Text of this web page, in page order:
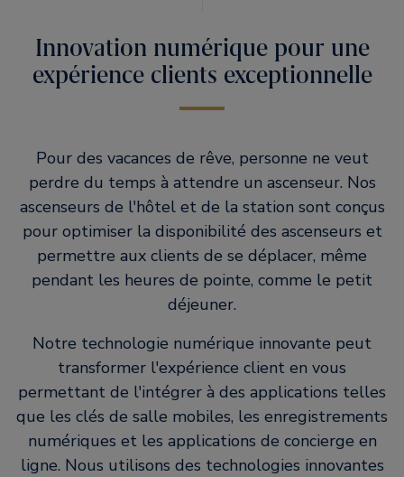
Innovation numérique pour une
expérience clients exceptionnelle
Pour des vacances de rêve, personne ne veut
perdre du temps à attendre un ascenseur. Nos
ascenseurs de l'hôtel et de la station sont conçus
pour optimiser la disponibilité des ascenseurs et
permettre aux clients de se déplacer, même
pendant les heures de pointe, comme le petit
déjeuner.
Notre technologie numérique innovante peut
transformer l'expérience client en vous
permettant de l'intégrer à des applications telles
que les clés de salle mobiles, les enregistrements
numériques et les applications de concierge en
ligne. Nous utilisons des technologies innovantes